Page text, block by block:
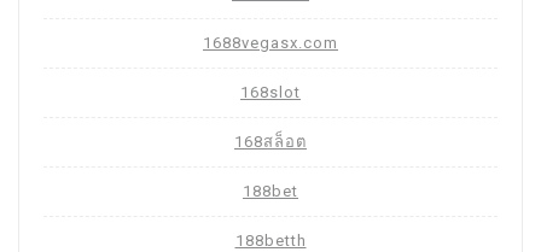
1688vegasx.com
168slot
168สล็อต
188bet
188betth